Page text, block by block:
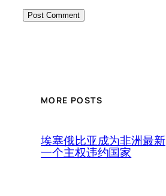
MORE POSTS
埃塞俄比亚成为非洲最新
一个主权违约国家